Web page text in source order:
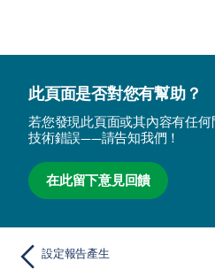
此頁面是否對您有幫助？
若您發現此頁面或其內容有任
技術錯誤——請告知我們！
在此留下意見回饋
設定報告產生